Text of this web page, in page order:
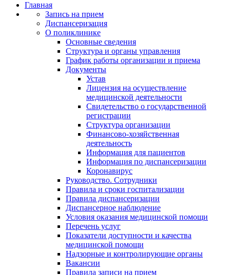
Главная
Запись на прием
Диспансеризация
О поликлинике
Основные сведения
Структура и органы управления
График работы организации и приема
Документы
Устав
Лицензия на осуществление
медицинской деятельности
Свидетельство о государственной
регистрации
Структура организации
Финансово-хозяйственная
деятельность
Информация для пациентов
Информация по диспансеризации
Коронавирус
Руководство. Сотрудники
Правила и сроки госпитализации
Правила диспансеризации
Диспансерное наблюдение
Условия оказания медицинской помощи
Перечень услуг
Показатели доступности и качества
медицинской помощи
Надзорные и контролирующие органы
Вакансии
Правила записи на прием